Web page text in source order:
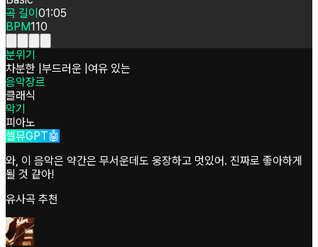
곡 길이 01:05
BPM110
분위기
차분한 부드러운 여유 있는
음악장르
클래식
악기
피아노
셀뮤GPT🤖
와, 이 음악은 약간은 무서운데도 웅장하고 멋있어. 진짜로 좋아하게
될 것 같아!
유사곡 추천